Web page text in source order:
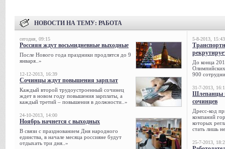
НОВОСТИ НА ТЕМУ: РАБОТА
сегодня, 09:15
Россиян ждут восьмидневные выходные
После Нового года праздники продлятся до 9
января..»
12-12-2013, 16:39
Сочинцы ждут повышения зарплат
Каждый второй трудоустроенный сочинец
ждет в новом году повышения зарплаты, а
каждый третий – повышения в должности..»
24-10-2013, 14:00
Ноябрь начнется с выходных
В связи с празднованием Дня народного
единства, в начале месяца россияне будут
отдыхать три дня..»
5-8-2013, 15:43
До конца
900
31-7-2013,
Шлепанцы
сочинцев
Дресс-код
компаний
которых
стать лишь
25-7-2013,